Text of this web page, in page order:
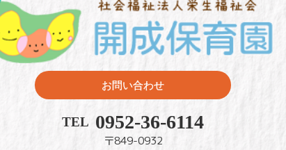
お問い合わせ
TEL 0952-36-6114
〒849-0932